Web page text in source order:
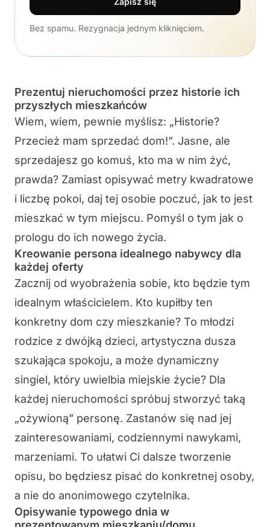
Bez spamu. Rezygnacja jednym kliknięciem.
Prezentuj nieruchomości przez historie ich
przyszłych mieszkańców
Wiem, wiem, pewnie myślisz: „Historie?
Przecież mam sprzedać dom!”. Jasne, ale
sprzedajesz go komuś, kto ma w nim żyć,
prawda? Zamiast opisywać metry kwadratowe
i liczbę pokoi, daj tej osobie poczuć, jak to jest
mieszkać w tym miejscu. Pomyśl o tym jak o
prologu do ich nowego życia.
Kreowanie persona idealnego nabywcy dla
każdej oferty
Zacznij od wyobrażenia sobie, kto będzie tym
idealnym właścicielem. Kto kupiłby ten
konkretny dom czy mieszkanie? To młodzi
rodzice z dwójką dzieci, artystyczna dusza
szukająca spokoju, a może dynamiczny
singiel, który uwielbia miejskie życie? Dla
każdej nieruchomości spróbuj stworzyć taką
„ożywioną” personę. Zastanów się nad jej
zainteresowaniami, codziennymi nawykami,
marzeniami. To ułatwi Ci dalsze tworzenie
opisu, bo będziesz pisać do konkretnej osoby,
a nie do anonimowego czytelnika.
Opisywanie typowego dnia w